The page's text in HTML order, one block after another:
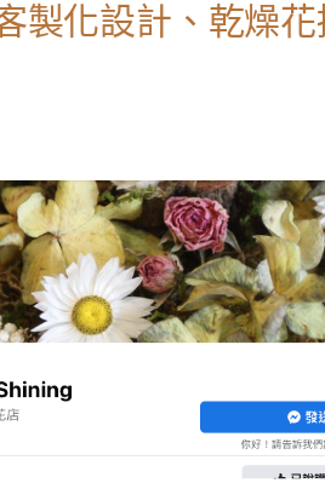
製化設計、乾燥